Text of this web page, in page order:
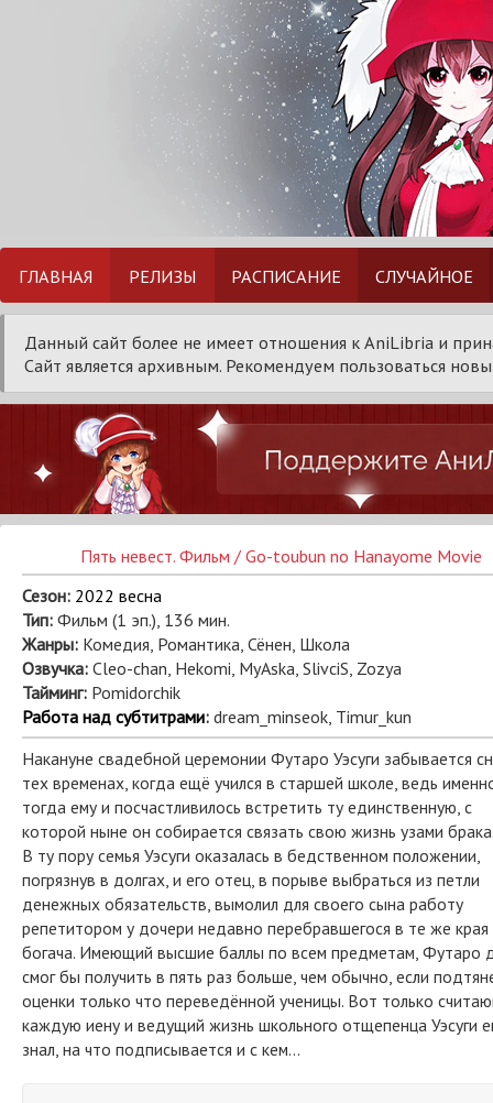
ГЛАВНАЯ РЕЛИЗЫ РАСПИСАНИЕ СЛУЧАЙНОЕ
Данный сайт более не имеет отношения к AniLibria и
Сайт является архивным. Рекомендуем пользоваться
Пять невест. Фильм / Go-toubun no Hanayome Movie
Сезон: 2022 весна
Тип: Фильм (1 эп.), 136 мин.
Жанры: Комедия, Романтика, Сёнен, Школа
Озвучка: Cleo-chan, Hekomi, MyAska, SlivciS, Zozya
Тайминг: Pomidorchik
Работа над субтитрами: dream_minseok, Timur_kun
Накануне свадебной церемонии Футаро Уэсуги забывается
тех временах, когда ещё учился в старшей школе, ведь
тогда ему и посчастливилось встретить ту единственную, с
которой ныне он собирается связать свою жизнь узами
В ту пору семья Уэсуги оказалась в бедственном положении,
погрязнув в долгах, и его отец, в порыве выбраться из петли
денежных обязательств, вымолил для своего сына работу
репетитором у дочери недавно перебравшегося в те же края
богача. Имеющий высшие баллы по всем предметам, Футаро
смог бы получить в пять раз больше, чем обычно, если
оценки только что переведённой ученицы. Вот только
каждую иену и ведущий жизнь школьного отщепенца Уэсуги
знал, на что подписывается и с кем...